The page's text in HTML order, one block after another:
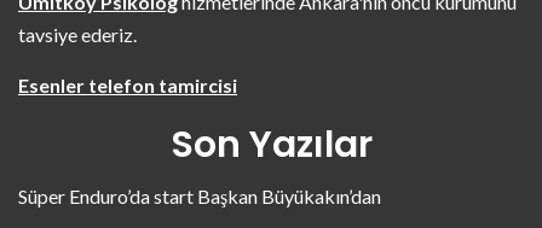
tavsiye ederiz.
Esenler telefon tamircisi
Son Yazılar
Süper Enduro’da start Başkan Büyükakın’dan